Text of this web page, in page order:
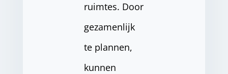
ruimtes. Door
gezamenlijk
te plannen,
kunnen